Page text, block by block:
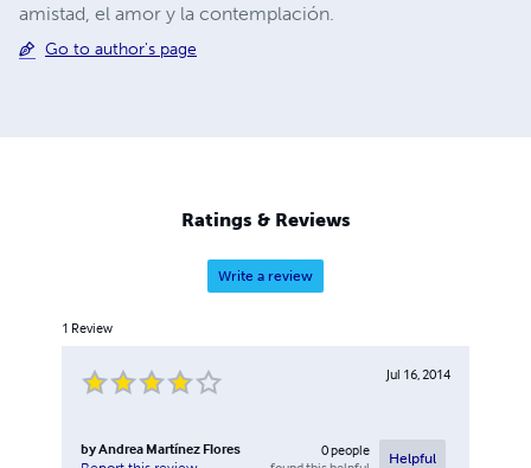
amistad, el amor y la contemplación.
Go to author's page
Ratings & Reviews
Write a review
1 Review
Jul 16, 2014
byAndrea Martínez Flores 0people
Helpful